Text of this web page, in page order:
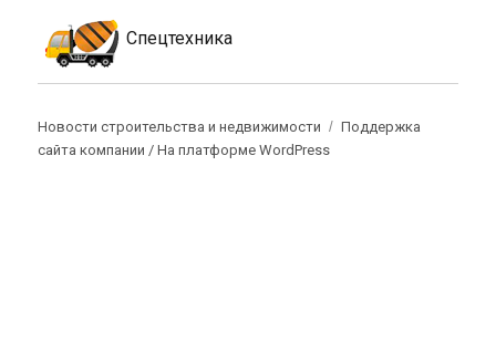
Спецтехника
Новости строительства и недвижимости
Поддержка
сайта компании /На платформе WordPress